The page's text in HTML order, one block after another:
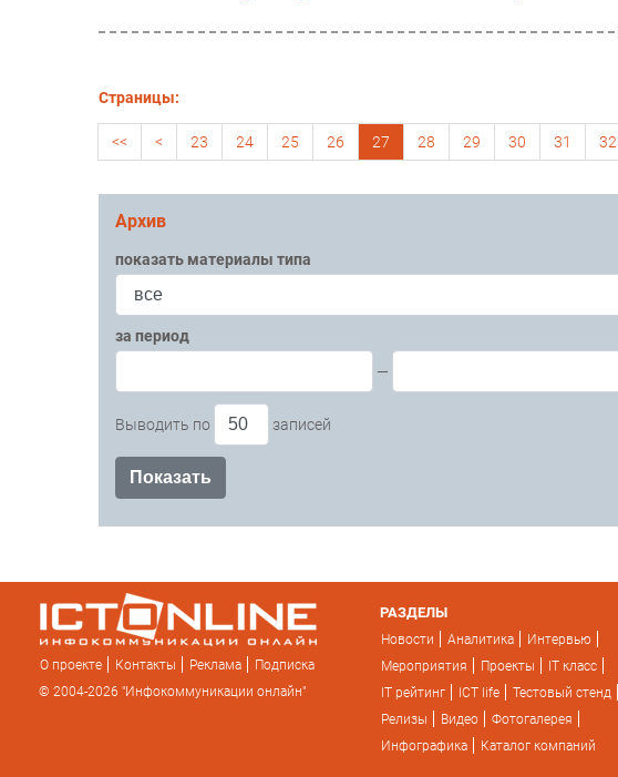
Страницы:
<< < 23 24 25 26 27 28 29 30 31 32
Архив
показать материалы типа
за период
—
Выводить по записей
О проекте Контакты Реклама
Подписка
© 2004-2026 "Инфокоммуникации онлайн"
РАЗДЕЛЫ
Новости Аналитика
Интервью
Мероприятия
Проекты
IT класс
IT рейтинг
ICT life
Тестовый стенд
Релизы
Видео
Фотогалерея
Инфографика
Каталог компаний